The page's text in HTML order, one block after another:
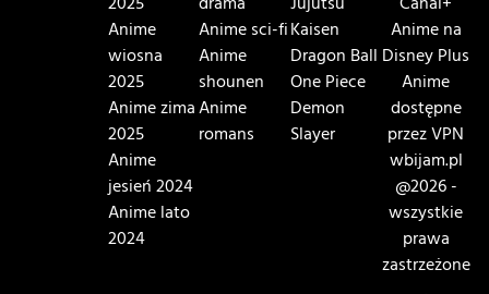
Anime
wiosna
2025
Anime zima
2025
Anime
jesień 2024
Anime lato
2024
Anime sci-fi
Anime
shounen
Anime
romans
Kaisen
Dragon Ball
One Piece
Demon
Slayer
Anime na
Disney Plus
Anime
dostępne
przez VPN
wbijam.pl
@2026 -
wszystkie
prawa
zastrzeżone